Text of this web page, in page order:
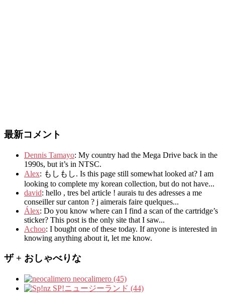
最新コメント
Dennis Tamayo: My country had the Mega Drive back in the
1990s, but it’s in NTSC.
Alex: もしもし. Is this page still somewhat looked at? I am
looking to complete my korean collection, but do not have...
david: hello , tres bel article ! aurais tu des adresses a me
conseiller sur canton ? j aimerais faire quelques...
Álex: Do you know where can I find a scan of the cartridge’s
sticker? This post is the only site that I saw...
Achoo: I bought one of these today. If anyone is interested in
knowing anything about it, let me know.
ザ + おしゃべりな
neocalimero (45)
SP!ニュージーランド (44)